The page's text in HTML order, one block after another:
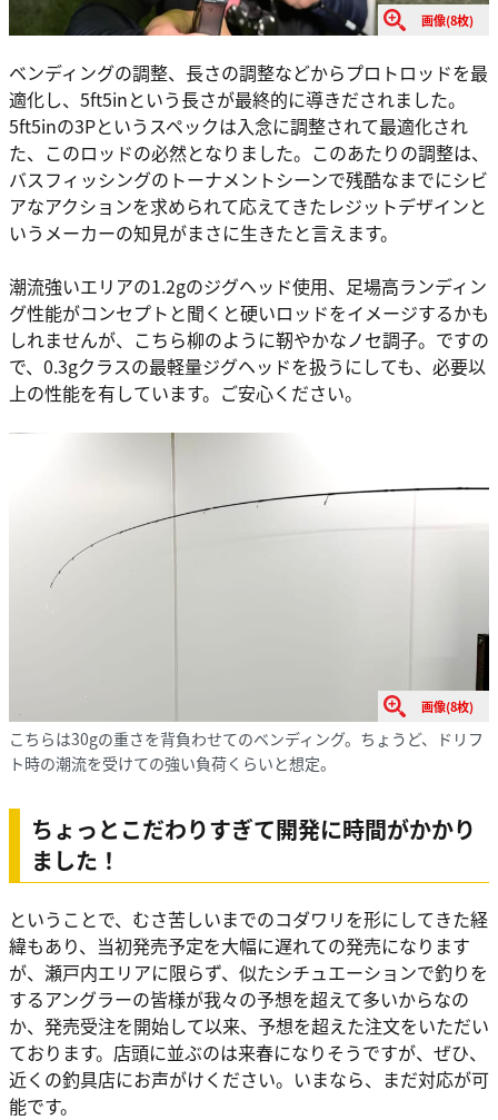
画像(8枚)
ベンディングの調整、長さの調整などからプロトロッドを最
適化し、5ft5inという長さが最終的に導きだされました。
5ft5inの3Pというスペックは入念に調整されて最適化され
た、このロッドの必然となりました。このあたりの調整は、
バスフィッシングのトーナメントシーンで残酷なまでにシビ
アなアクションを求められて応えてきたレジットデザインと
いうメーカーの知見がまさに生きたと言えます。
潮流強いエリアの1.2gのジグヘッド使用、足場高ランディン
グ性能がコンセプトと聞くと硬いロッドをイメージするかも
しれませんが、こちら柳のように靭やかなノセ調子。ですの
で、0.3gクラスの最軽量ジグヘッドを扱うにしても、必要以
上の性能を有しています。ご安心ください。
画像(8枚)
こちらは30gの重さを背負わせてのベンディング。ちょうど、ドリフ
ト時の潮流を受けての強い負荷くらいと想定。
ちょっとこだわりすぎて開発に時間がかかり
ました！
ということで、むさ苦しいまでのコダワリを形にしてきた経
緯もあり、当初発売予定を大幅に遅れての発売になります
が、瀬戸内エリアに限らず、似たシチュエーションで釣りを
するアングラーの皆様が我々の予想を超えて多いからなの
か、発売受注を開始して以来、予想を超えた注文をいただい
ております。店頭に並ぶのは来春になりそうですが、ぜひ、
近くの釣具店にお声がけください。いまなら、まだ対応が可
能です。